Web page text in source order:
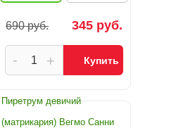
690 руб. 345 руб.
+
- Купить
Пиретрум девичий
(матрикария) Вегмо Санни